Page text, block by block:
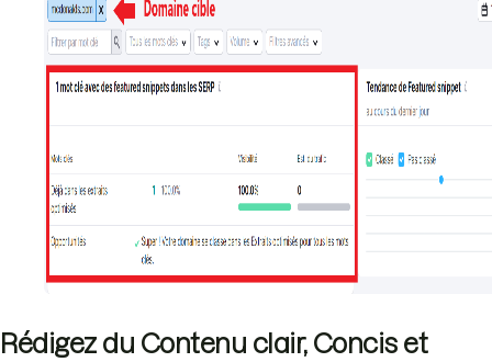
Rédigez du Contenu clair, Concis et